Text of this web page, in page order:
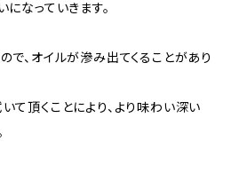
なっていきます。
で、オイルが滲み出てくることがあり
て頂くことにより、より味わい深い